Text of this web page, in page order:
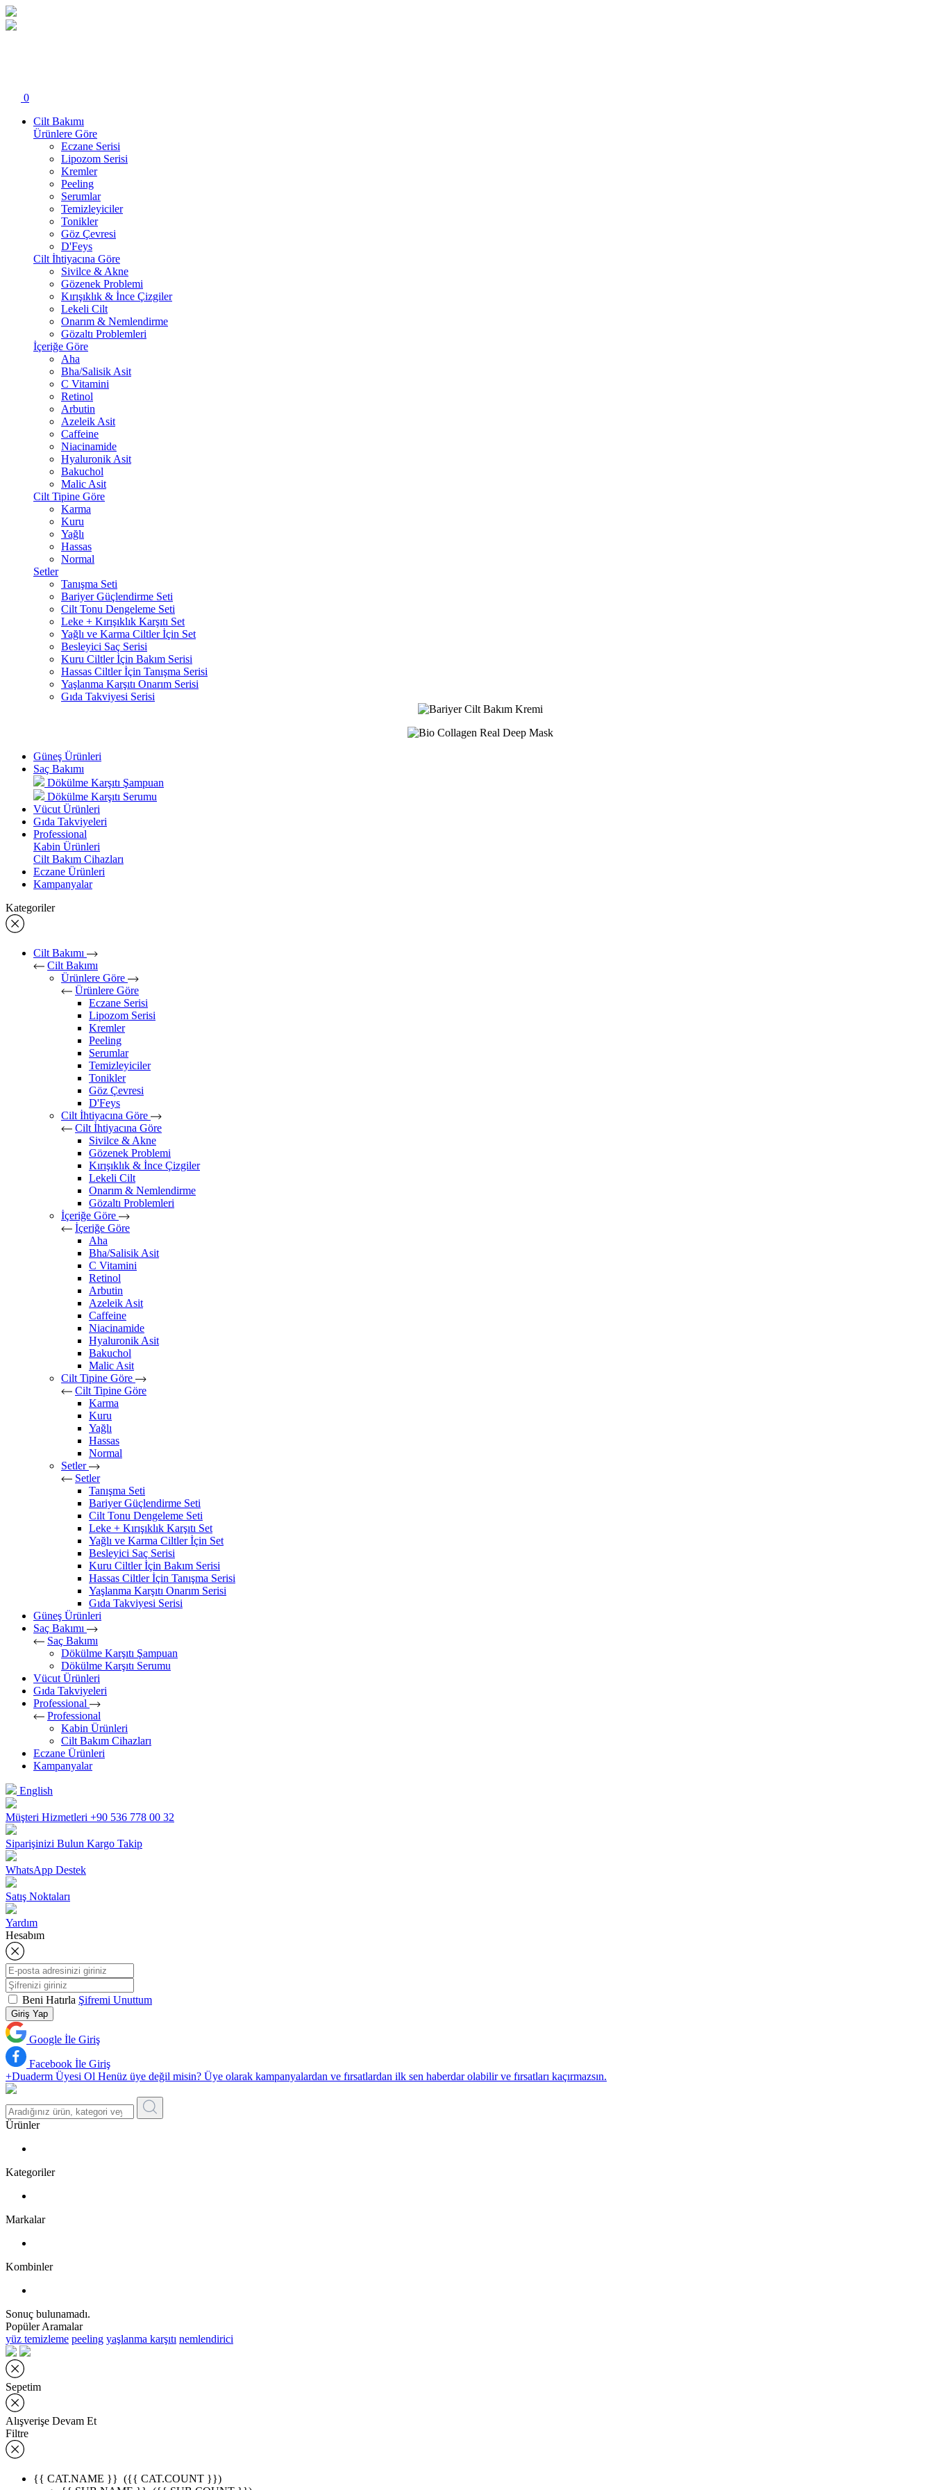
0
Cilt Bakımı
Ürünlere Göre
Eczane Serisi
Lipozom Serisi
Kremler
Peeling
Serumlar
Temizleyiciler
Tonikler
Göz Çevresi
D'Feys
Cilt İhtiyacına Göre
Sivilce & Akne
Gözenek Problemi
Kırışıklık & İnce Çizgiler
Lekeli Cilt
Onarım & Nemlendirme
Gözaltı Problemleri
İçeriğe Göre
Aha
Bha/Salisik Asit
C Vitamini
Retinol
Arbutin
Azeleik Asit
Caffeine
Niacinamide
Hyaluronik Asit
Bakuchol
Malic Asit
Cilt Tipine Göre
Karma
Kuru
Yağlı
Hassas
Normal
Setler
Tanışma Seti
Bariyer Güçlendirme Seti
Cilt Tonu Dengeleme Seti
Leke + Kırışıklık Karşıtı Set
Yağlı ve Karma Ciltler İçin Set
Besleyici Saç Serisi
Kuru Ciltler İçin Bakım Serisi
Hassas Ciltler İçin Tanışma Serisi
Yaşlanma Karşıtı Onarım Serisi
Gıda Takviyesi Serisi
Güneş Ürünleri
Saç Bakımı
Dökülme Karşıtı Şampuan
Dökülme Karşıtı Serumu
Vücut Ürünleri
Gıda Takviyeleri
Professional
Kabin Ürünleri
Cilt Bakım Cihazları
Eczane Ürünleri
Kampanyalar
Kategoriler
Cilt Bakımı
Cilt Bakımı
Ürünlere Göre
Ürünlere Göre
Eczane Serisi
Lipozom Serisi
Kremler
Peeling
Serumlar
Temizleyiciler
Tonikler
Göz Çevresi
D'Feys
Cilt İhtiyacına Göre
Cilt İhtiyacına Göre
Sivilce & Akne
Gözenek Problemi
Kırışıklık & İnce Çizgiler
Lekeli Cilt
Onarım & Nemlendirme
Gözaltı Problemleri
İçeriğe Göre
İçeriğe Göre
Aha
Bha/Salisik Asit
C Vitamini
Retinol
Arbutin
Azeleik Asit
Caffeine
Niacinamide
Hyaluronik Asit
Bakuchol
Malic Asit
Cilt Tipine Göre
Cilt Tipine Göre
Karma
Kuru
Yağlı
Hassas
Normal
Setler
Setler
Tanışma Seti
Bariyer Güçlendirme Seti
Cilt Tonu Dengeleme Seti
Leke + Kırışıklık Karşıtı Set
Yağlı ve Karma Ciltler İçin Set
Besleyici Saç Serisi
Kuru Ciltler İçin Bakım Serisi
Hassas Ciltler İçin Tanışma Serisi
Yaşlanma Karşıtı Onarım Serisi
Gıda Takviyesi Serisi
Güneş Ürünleri
Saç Bakımı
Saç Bakımı
Dökülme Karşıtı Şampuan
Dökülme Karşıtı Serumu
Vücut Ürünleri
Gıda Takviyeleri
Professional
Professional
Kabin Ürünleri
Cilt Bakım Cihazları
Eczane Ürünleri
Kampanyalar
English
Müşteri Hizmetleri +90 536 778 00 32
Siparişinizi Bulun Kargo Takip
WhatsApp Destek
Satış Noktaları
Yardım
Hesabım
Beni Hatırla Şifremi Unuttum
Giriş Yap
Google İle Giriş
Facebook İle Giriş
+Duaderm Üyesi Ol Henüz üye değil misin? Üye olarak kampanyalardan ve fırsatlardan ilk sen haberdar olabilir ve fırsatları kaçırmazsın.
Ürünler
Kategoriler
Markalar
Kombinler
Sonuç bulunamadı.
Popüler Aramalar
yüz temizleme peeling yaşlanma karşıtı nemlendirici
Sepetim
Alışverişe Devam Et
Filtre
{{ CAT.NAME }} ({{ CAT.COUNT }})